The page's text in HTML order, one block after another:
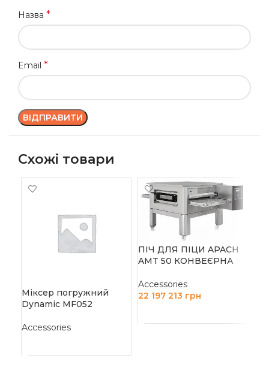
Назва *
Email *
Схожі товари
Міксер погружний
Dynamic MF052
Accessories
ПІЧ ДЛЯ ПІЦИ APACH
AMT 50 КОНВЕЄРНА
Accessories
22 197 213 грн